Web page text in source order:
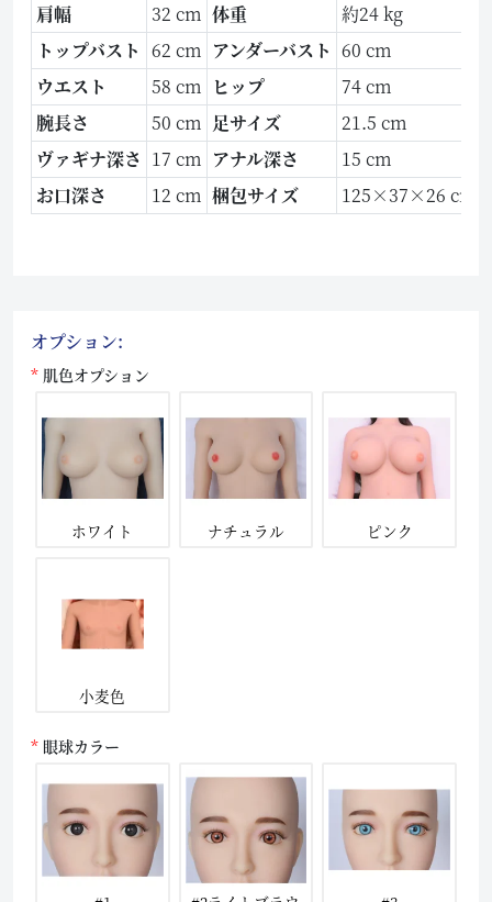
肩幅
32 cm 体重
約24 kg
トップバスト 62 cm アンダーバスト 60 cm
ウエスト
58 cm ヒップ
74 cm
腕長さ
50 cm 足サイズ
21.5 cm
ヴァギナ深さ 17 cm アナル深さ
15 cm
お口深さ
12 cm 梱包サイズ 125×37×26 cm
オプション:
肌色オプション
ホワイト ナチュラル ピンク
小麦色
眼球カラー